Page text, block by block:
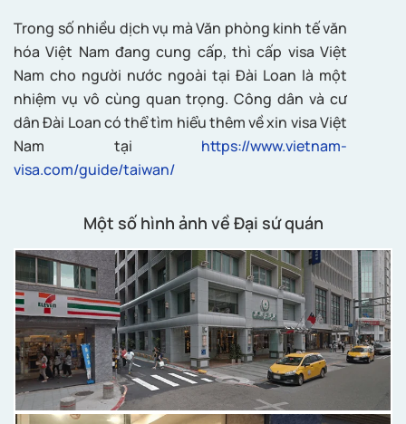
Trong số nhiều dịch vụ mà Văn phòng kinh tế văn
hóa Việt Nam đang cung cấp, thì cấp visa Việt
Nam cho người nước ngoài tại Đài Loan là một
nhiệm vụ vô cùng quan trọng. Công dân và cư
dân Đài Loan có thể tìm hiểu thêm về xin visa Việt
Nam tại https://www.vietnam-
visa.com/guide/taiwan/
Một số hình ảnh về Đại sứ quán